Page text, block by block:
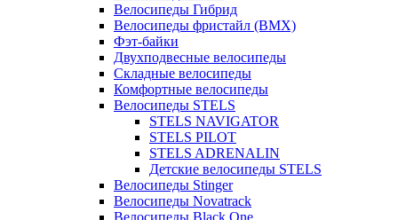
Велосипеды Гибрид
Велосипеды фристайл (BMX)
Фэт-байки
Двухподвесные велосипеды
Складные велосипеды
Комфортные велосипеды
Велосипеды STELS
STELS NAVIGATOR
STELS PILOT
STELS ADRENALIN
Детские велосипеды STELS
Велосипеды Stinger
Велосипеды Novatrack
Велосипеды Black One